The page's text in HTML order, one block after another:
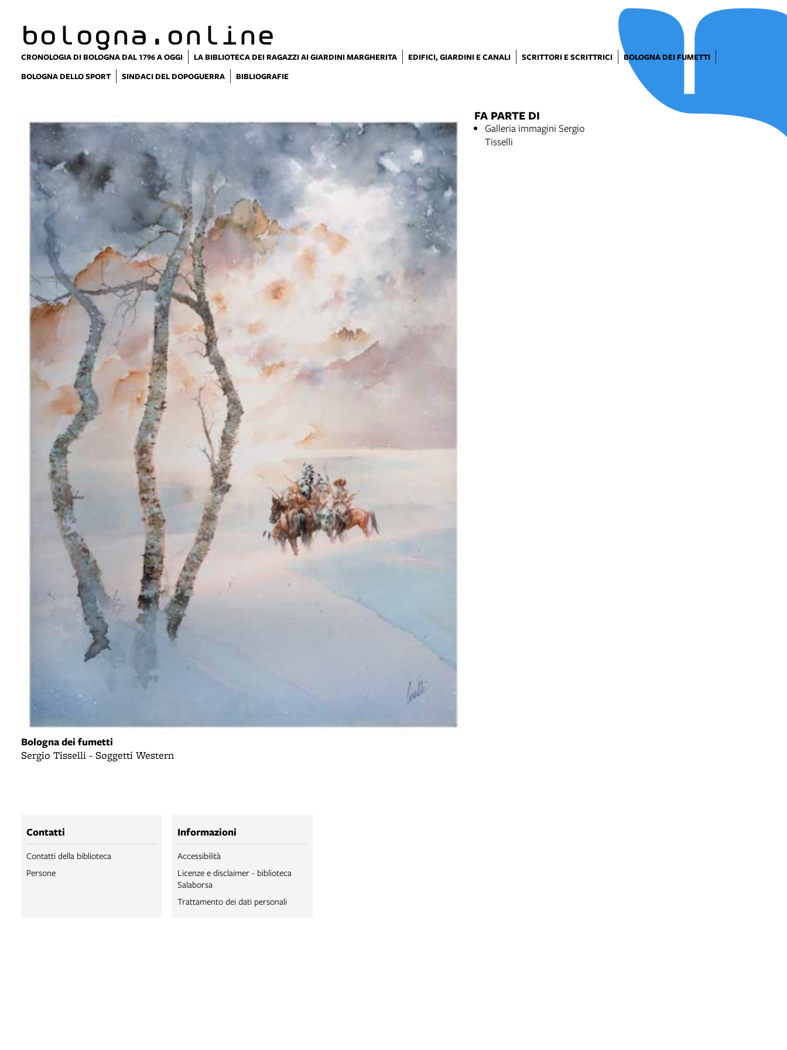
bologna.online
CRONOLOGIA DI BOLOGNA DAL 1796 A OGGI LA BIBLIOTECA DEI RAGAZZI AI GIARDINI MARGHERITA EDIFICI, GIARDINI E CANALI SCRITTORI E SCRITTRICI
BOLOGNA DEI FUMETTI
BOLOGNA DELLO SPORT
SINDACI DEL DOPOGUERRA BIBLIOGRAFIE
Bologna dei fumetti
Sergio Tisselli - Soggetti Western
FA PARTE DI
Galleria immagini Sergio
Tisselli
Contatti
Contatti della biblioteca
Persone
Informazioni
Accessibilità
Licenze e disclaimer - biblioteca
Salaborsa
Trattamento dei dati personali